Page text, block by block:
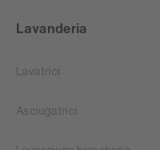
Lavanderia
Lavatrici
Asciugatrici